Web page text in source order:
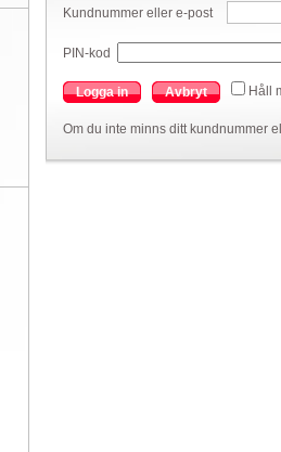
Kundnummer eller e-post
PIN-kod
Logga in Avbryt Håll
Om du inte minns ditt kundnummer